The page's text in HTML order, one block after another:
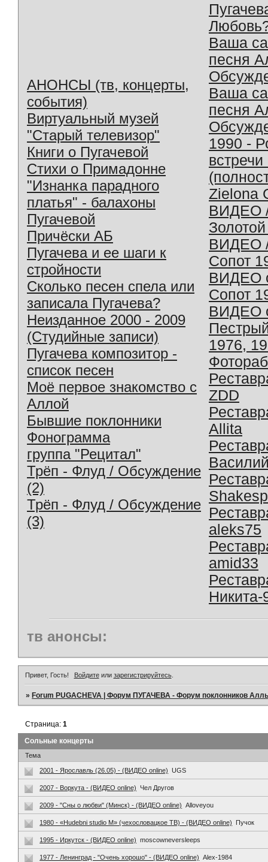
АНОНСЫ (тв, концерты,
события)
Виртуальный музей
"Старый телевизор"
Книги о Пугачевой
Стихи о Примадонне
"Изнанка парадного
платья" - балахоны
Пугачевой
Причёски АБ
Пугачева и ее шаги к
стройности
Сколько песен спела или
записала Пугачева?
Неизданное 2000 - 2009
(Студийные записи)
Пугачева композитор -
список песен
Моё первое знакомство с
Аллой
Бывшие поклонники
Фонограмма
группа "Рецитал"
Трёп - Флуд / Обсуждение
(2)
Трёп - Флуд / Обсуждение
(3)
Ваша
песня
Ваша
песня
1990 -
Zielona
ВИДЕО
ВИДЕО
Сопот
ВИДЕО
Сопот
ВИДЕО
1976,
ZDD
Allita
aleks75
amid33
Никита-
тв анонсы:
Привет, Гость! Войдитеили зарегистрируйтесь.
»Forum PUGACHEVA | Форум ПУГАЧЕВА - Форум поклонников
Сольные концерты
Страница:1
Тема
2001 - Ярославль (26.05) - (ВИДЕО online) UGS
2007 - Воркута - (ВИДЕО online) Чел Другов
2009 - "Сны о любви" (Минск) - (ВИДЕО online) Alloveyou
1980 - «Hudebni studio M» (чехословацкое ТВ) - (ВИДЕО online) Пучок
1995 - Иркутск - (ВИДЕО online) moscowneversleeps
1977 - Ленинград - "Очень хорошо" - (ВИДЕО online) Alex-1984